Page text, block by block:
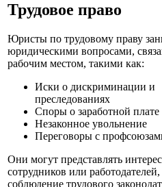
Трудовое право
Юристы по трудовому праву
юридическими вопросами,
рабочим местом, такими как:
Иски о дискриминации и
преследованиях
Споры о заработной плате
Незаконное увольнение
Переговоры с
Они могут представлять
сотрудников или
соблюдение трудового